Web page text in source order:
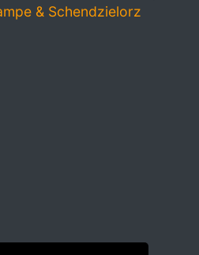
& Schendzielorz